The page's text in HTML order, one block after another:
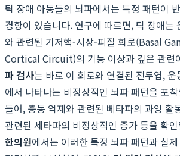
틱 장애 아동들의 뇌파에서는 특정 패턴이
경향이 있습니다. 연구에 따르면, 틱 장애는
와 관련된 기저핵-시상-피질 회로(Basal
Cortical Circuit)의 기능 이상과 깊은 관련
파 검사는 바로 이 회로와 연결된 전두엽, 운
에서 나타나는 비정상적인 뇌파 패턴을 포
들어, 충동 억제와 관련된 베타파의 과잉 활
관련된 세타파의 비정상적인 증가 등을 확
한의원에서는 이러한 특정 뇌파 패턴과 실